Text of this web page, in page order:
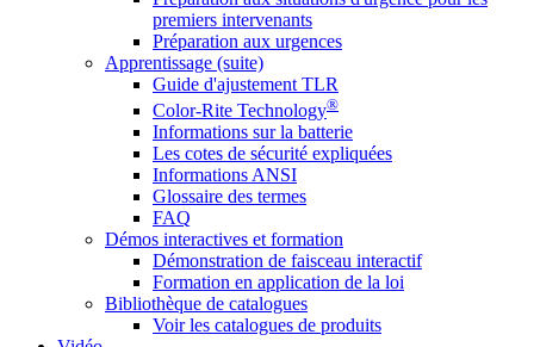
premiers intervenants
Préparation aux urgences
Apprentissage (suite)
Guide d'ajustement TLR
Color-Rite Technology®
Informations sur la batterie
Les cotes de sécurité expliquées
Informations ANSI
Glossaire des termes
FAQ
Démos interactives et formation
Démonstration de faisceau interactif
Formation en application de la loi
Bibliothèque de catalogues
Voir les catalogues de produits